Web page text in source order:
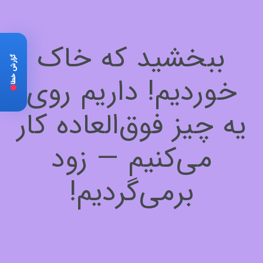
ببخشید که خاک
خوردیم! داریم روی
یه چیز فوق‌العاده کار
می‌کنیم — زود
برمی‌گردیم!
گزارش خطا